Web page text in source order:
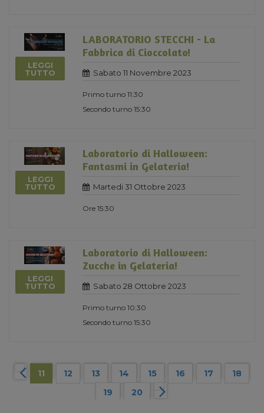
LEGGI
TUTTO
LABORATORIO STECCHI - La
Fabbrica di Cioccolato!
Sabato 11 Novembre 2023
Primo turno 11:30
Secondo turno 15:30
LEGGI
TUTTO
Laboratorio di Halloween:
Fantasmi in Gelateria!
Martedi 31 Ottobre 2023
Ore 15:30
LEGGI
TUTTO
Laboratorio di Halloween:
Zucche in Gelateria!
Sabato 28 Ottobre 2023
Primo turno 10:30
Secondo turno 15:30
11 12 13 14 15 16 17
18
19
20